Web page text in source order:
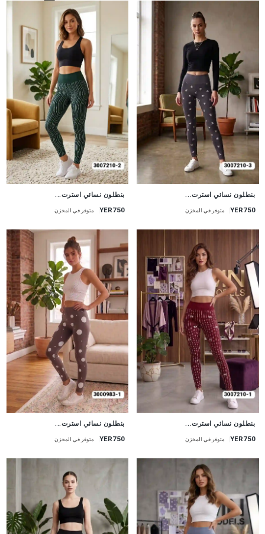
جديد
بنطلون نسائي استرت...
YER750 متوفر في المخزن
جديد
بنطلون نسائي استرت...
YER750 متوفر في المخزن
جديد
بنطلون نسائي استرت...
YER750 متوفر في المخزن
جديد
بنطلون نسائي استرت...
YER750 متوفر في المخزن